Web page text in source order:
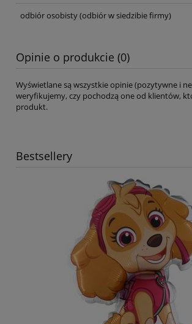
odbiór osobisty(odbiór w siedzibie firmy)
Opinie o produkcie (0)
Wyświetlane są wszystkie opinie (pozytywne i
weryfikujemy, czy pochodzą one od klientów,
produkt.
Bestsellery